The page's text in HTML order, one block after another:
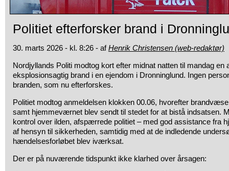
Politiet efterforsker brand i
30. marts 2026 - kl. 8:26 - afHenrik Christensen (web-redaktør)
Nordjyllands Politi modtog kort efter midnat natten til mandag en
eksplosionsagtig brand i en ejendom i Dronninglund. Ingen
branden, som nu efterforskes.
Politiet modtog anmeldelsen klokken 00.06, hvorefter
samt hjemmeværnet blev sendt til stedet for at bistå indsatsen.
kontrol over ilden, afspærrede politiet – med god assistance fra
af hensyn til sikkerheden, samtidig med at de indledende
hændelsesforløbet blev iværksat.
Der er på nuværende tidspunkt ikke klarhed over årsagen: